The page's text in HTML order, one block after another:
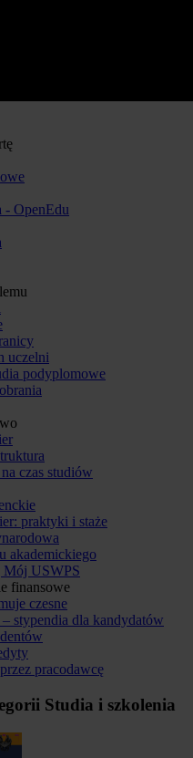
- OpenEdu
uczelni
podyplomowe
czas studiów
praktyki i staże
akademickiego
Mój USWPS
finansowe
czesne
stypendia dla kandydatów
pracodawcę
Studia i szkolenia